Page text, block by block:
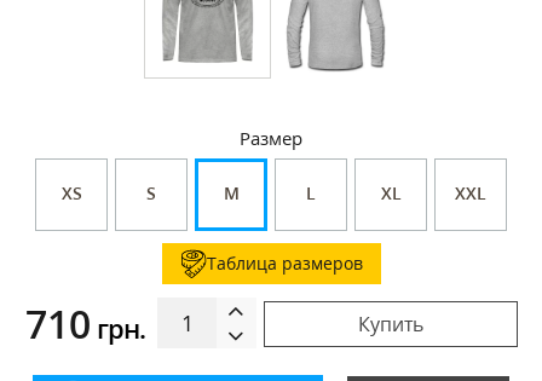
Размер
XS S M L XL XXL
Таблица размеров
710 грн. Купить